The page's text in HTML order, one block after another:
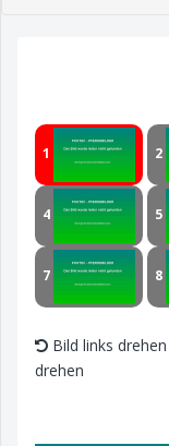
1 2
4 5
7 8
Bild links
drehen